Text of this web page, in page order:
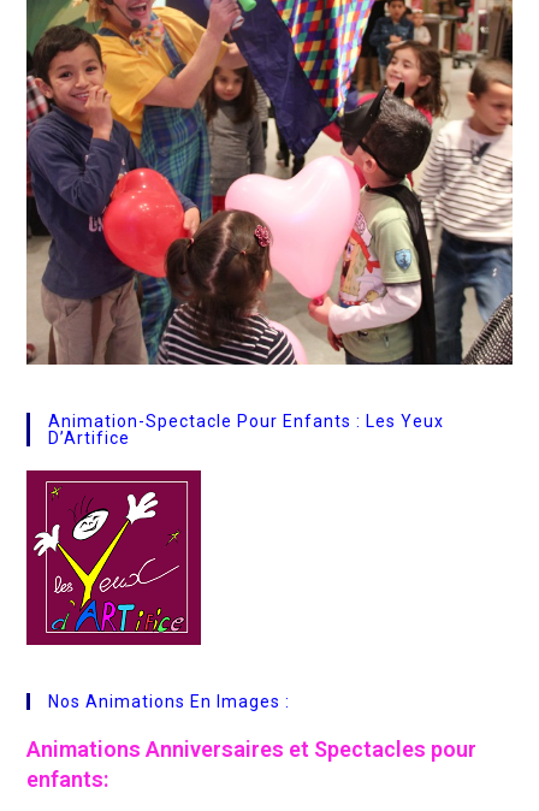
Animation-Spectacle Pour Enfants : Les Yeux
D’Artifice
Nos Animations En Images :
Animations Anniversaires et Spectacles pour
enfants: